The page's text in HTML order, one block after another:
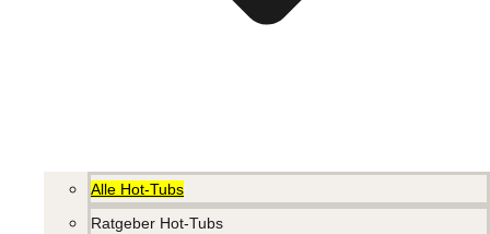
Alle Hot-Tubs
Ratgeber Hot-Tubs